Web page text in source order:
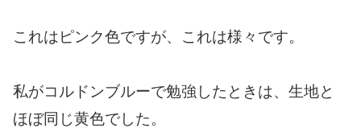
これはピンク色ですが、これは様々です。
私がコルドンブルーで勉強したときは、生地と
ほぼ同じ黄色でした。